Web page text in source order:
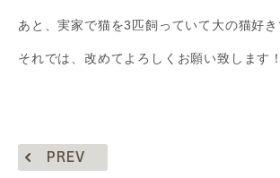
あと、実家で猫を3匹飼っていて大の猫好き
それでは、改めてよろしくお願い致します！
PREV